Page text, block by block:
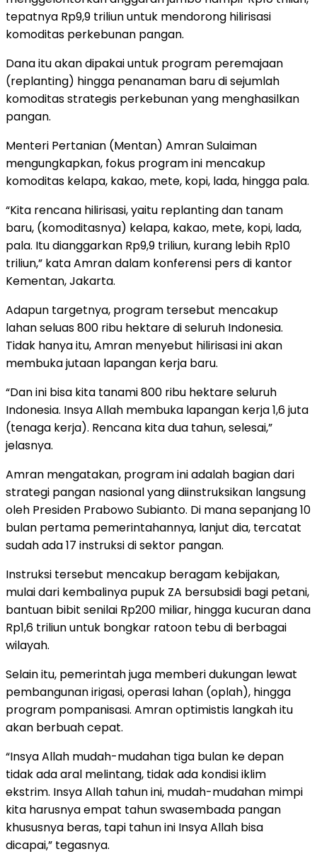
tepatnya Rp9,9 triliun untuk mendorong hilirisasi
komoditas perkebunan pangan.
Dana itu akan dipakai untuk program peremajaan
(replanting) hingga penanaman baru di sejumlah
komoditas strategis perkebunan yang menghasilkan
pangan.
Menteri Pertanian (Mentan) Amran Sulaiman
mengungkapkan, fokus program ini mencakup
komoditas kelapa, kakao, mete, kopi, lada, hingga pala.
“Kita rencana hilirisasi, yaitu replanting dan tanam
baru, (komoditasnya) kelapa, kakao, mete, kopi, lada,
pala. Itu dianggarkan Rp9,9 triliun, kurang lebih Rp10
triliun,” kata Amran dalam konferensi pers di kantor
Kementan, Jakarta.
Adapun targetnya, program tersebut mencakup
lahan seluas 800 ribu hektare di seluruh Indonesia.
Tidak hanya itu, Amran menyebut hilirisasi ini akan
membuka jutaan lapangan kerja baru.
“Dan ini bisa kita tanami 800 ribu hektare seluruh
Indonesia. Insya Allah membuka lapangan kerja 1,6 juta
(tenaga kerja). Rencana kita dua tahun, selesai,”
jelasnya.
Amran mengatakan, program ini adalah bagian dari
strategi pangan nasional yang diinstruksikan langsung
oleh Presiden Prabowo Subianto. Di mana sepanjang 10
bulan pertama pemerintahannya, lanjut dia, tercatat
sudah ada 17 instruksi di sektor pangan.
Instruksi tersebut mencakup beragam kebijakan,
mulai dari kembalinya pupuk ZA bersubsidi bagi petani,
bantuan bibit senilai Rp200 miliar, hingga kucuran dana
Rp1,6 triliun untuk bongkar ratoon tebu di berbagai
wilayah.
Selain itu, pemerintah juga memberi dukungan lewat
pembangunan irigasi, operasi lahan (oplah), hingga
program pompanisasi. Amran optimistis langkah itu
akan berbuah cepat.
“Insya Allah mudah-mudahan tiga bulan ke depan
tidak ada aral melintang, tidak ada kondisi iklim
ekstrim. Insya Allah tahun ini, mudah-mudahan mimpi
kita harusnya empat tahun swasembada pangan
khususnya beras, tapi tahun ini Insya Allah bisa
dicapai,” tegasnya.